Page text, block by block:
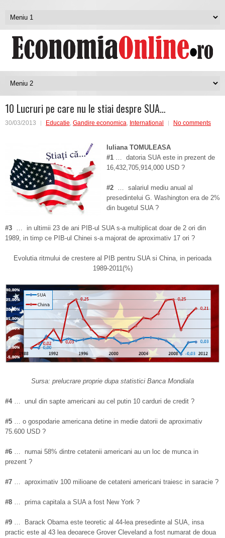
10 Lucruri pe care nu le stiai despre SUA…
30/03/2013 Educatie, Gandire economica, International No comments
Iuliana TOMULEASA
#1 … datoria SUA este in prezent de
16,432,705,914,000 USD ?
#2 … salariul mediu anual al
presedintelui G. Washington era de 2%
din bugetul SUA ?
#3 … in ultimii 23 de ani PIB-ul SUA s-a multiplicat doar de 2 ori din
1989, in timp ce PIB-ul Chinei s-a majorat de aproximativ 17 ori ?
Evolutia ritmului de crestere al PIB pentru SUA si China, in perioada
1989-2011(%)
Sursa: prelucrare proprie dupa statistici Banca Mondiala
#4… unul din sapte americani au cel putin 10 carduri de credit ?
#5 … o gospodarie americana detine in medie datorii de aproximativ
75.600 USD ?
#6 … numai 58% dintre cetatenii americani au un loc de munca in
prezent ?
#7 … aproximativ 100 milioane de cetateni americani traiesc in saracie ?
#8 … prima capitala a SUA a fost New York ?
#9 … Barack Obama este teoretic al 44-lea presedinte al SUA, insa
practic este al 43 lea deoarece Grover Cleveland a fost numarat de doua